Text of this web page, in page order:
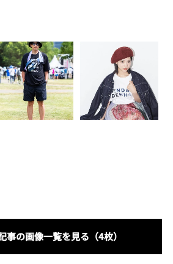
事の画像一覧を見る（4枚）